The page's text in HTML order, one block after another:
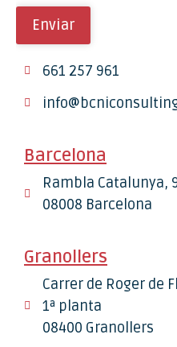
661 257 961
Barcelona
Rambla Catalunya,
08008 Barcelona
Granollers
Carrer de Roger de
1ª planta
08400 Granollers